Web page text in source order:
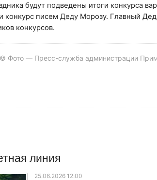
будут подведены итоги конкурса
конкурс писем Деду Морозу. Главный
конкурсов.
© Фото — Пресс-служба администрации
линия
25.06.2026 12:00